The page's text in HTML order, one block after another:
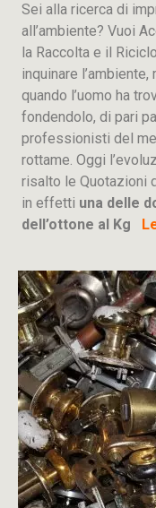
Sei alla ricerca di
all’ambiente? Vuoi
la Raccolta e il
inquinare
quando l’uomo ha
fondendolo, di pari
professionisti del
rottame. Oggi
risalto le Quotazioni
in effetti una delle
dell’ottone al Kg